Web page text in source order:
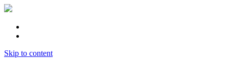
Skip to content